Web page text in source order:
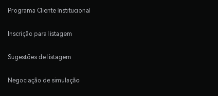
Programa Cliente Institucional
Inscrição para listagem
Sugestões de listagem
Negociação de simulação